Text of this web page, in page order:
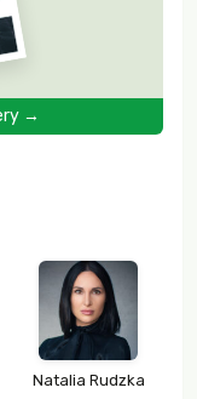
→
Natalia Rudzka